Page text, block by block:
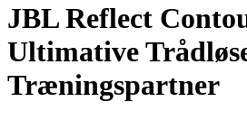
JBL Reflect
Ultimative
Træningspartner